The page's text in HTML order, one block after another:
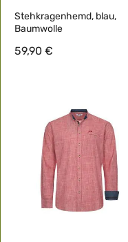
Stehkragenhemd, blau,
Baumwolle
59,90 €